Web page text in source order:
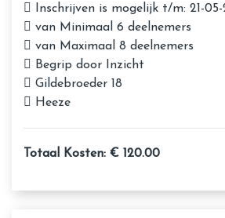
Inschrijven is mogelijk t/m: 21-
van Minimaal 6 deelnemers
van Maximaal 8 deelnemers
Begrip door Inzicht
Gildebroeder 18
Heeze
Totaal Kosten: € 120.00